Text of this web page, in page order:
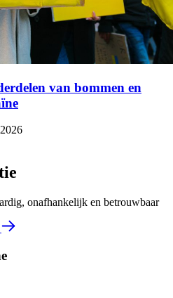
van bommen en
onafhankelijk en betrouwbaar